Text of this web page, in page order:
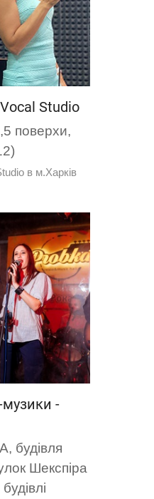
Studio
поверхи,
в м.Харків
музики -
будівля
Шекспіра